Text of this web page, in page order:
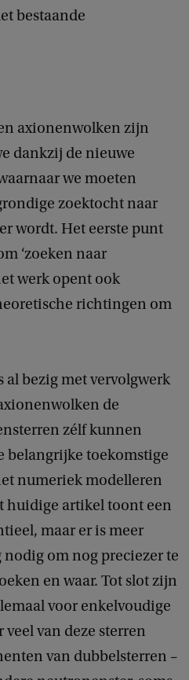
bestaande
axionenwolken zijn
dankzij de nieuwe
we moeten
zoektocht naar
wordt. Het eerste punt
‘zoeken naar
werk opent ook
richtingen om
al bezig met vervolgwerk
de
zélf kunnen
belangrijke toekomstige
numeriek modelleren
huidige artikel toont een
maar er is meer
om nog preciezer te
en waar. Tot slot zijn
voor enkelvoudige
van deze sterren
van dubbelsterren –